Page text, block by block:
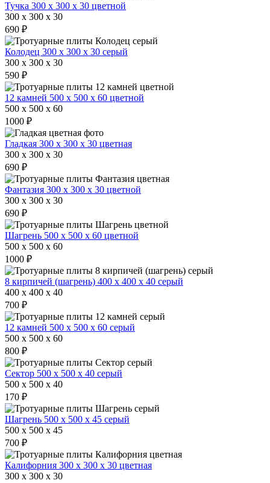
Тучка 300 х 300 х 30 цветной
300 x 300 x 30
690 ₽
Колодец 300 х 300 х 30 серый
300 x 300 x 30
590 ₽
12 камней 500 х 500 х 60 цветной
500 x 500 x 60
1000 ₽
Гладкая 300 х 300 х 30 цветная
300 x 300 x 30
690 ₽
Фантазия 300 х 300 х 30 цветной
300 x 300 x 30
690 ₽
Шагрень 500 х 500 х 60 цветной
500 x 500 x 60
1000 ₽
8 кирпичей (шагрень) 400 х 400 х 40 серый
400 x 400 x 40
700 ₽
12 камней 500 х 500 х 60 серый
500 x 500 x 60
800 ₽
Сектор 500 х 500 х 40 серый
500 x 500 x 40
170 ₽
Шагрень 500 х 500 х 45 серый
500 x 500 x 45
700 ₽
Калифорния 300 х 300 х 30 цветная
300 x 300 x 30